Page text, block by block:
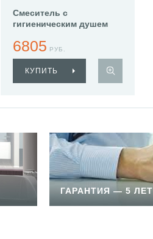
Смеситель с
гигиеническим душем
6805 РУБ.
КУПИТЬ
ГАРАНТИЯ — 5 ЛЕТ